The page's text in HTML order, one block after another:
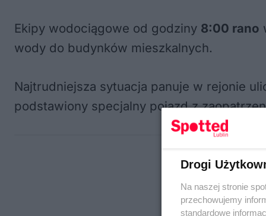
Ekipy wodociągowe od godziny 8:00 rano
wody do budynków mieszkalnych.
Najtrudniejsza sytuacja panuje w rejonie
podstawiony specjalny pojazd z
Drogi
Na naszej stronie
przechowujemy
standardowe